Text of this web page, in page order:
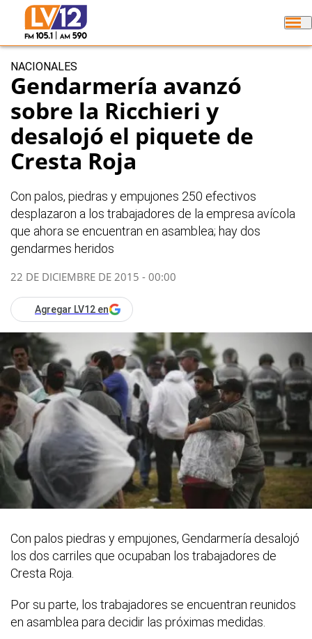
NACIONALES
Gendarmería avanzó
sobre la Ricchieri y
desalojó el piquete de
Cresta Roja
Con palos, piedras y empujones 250 efectivos
desplazaron a los trabajadores de la empresa avícola
que ahora se encuentran en asamblea; hay dos
gendarmes heridos
22 DE DICIEMBRE DE 2015 - 00:00
Agregar LV12 en
Con palos piedras y empujones, Gendarmería desalojó
los dos carriles que ocupaban los trabajadores de
Cresta Roja.
Por su parte, los trabajadores se encuentran reunidos
en asamblea para decidir las próximas medidas.